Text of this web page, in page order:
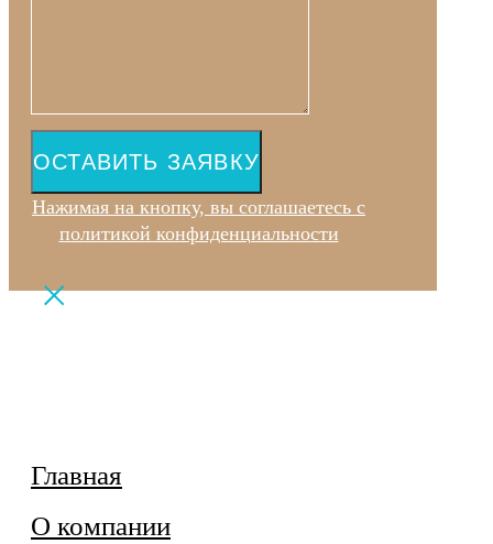
ОСТАВИТЬ ЗАЯВКУ
Нажимая на кнопку, вы соглашаетесь с
политикой конфиденциальности
Главная
О компании